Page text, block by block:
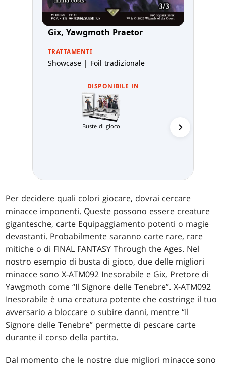
Gix, Yawgmoth Praetor
TRATTAMENTI
Showcase | Foil tradizionale
DISPONIBILE IN
Buste di gioco
Per decidere quali colori giocare, dovrai cercare
minacce imponenti. Queste possono essere creature
gigantesche, carte Equipaggiamento potenti o magie
devastanti. Probabilmente saranno carte rare, rare
mitiche o di FINAL FANTASY Through the Ages. Nel
nostro esempio di busta di gioco, due delle migliori
minacce sono X-ATM092 Inesorabile e Gix, Pretore di
Yawgmoth come “Il Signore delle Tenebre”. X-ATM092
Inesorabile è una creatura potente che costringe il tuo
avversario a bloccare o subire danni, mentre “Il
Signore delle Tenebre” permette di pescare carte
durante il corso della partita.
Dal momento che le nostre due migliori minacce sono